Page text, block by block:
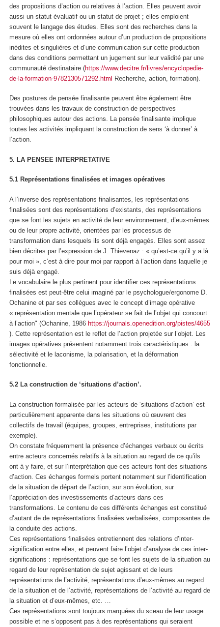
des propositions d’action ou relatives à l’action . Elles peuvent avoir
aussi un statut évaluatif ou un statut de projet ; elles emploient
souvent le langage des études . Elles sont des recherches dans la
mesure où elles ont ordonnées autour d’un production de propositions
inédites et singulières et d’une communication sur cette production
dans des conditions permettant un jugement sur leur validité par une
communauté destinataire (https://www.decitre.fr/livres/encyclopedie-
de-la-formation-9782130571292.html Recherche, action, formation).
Des postures de pensée finalisante peuvent être également être
trouvées dans les travaux de construction de perspectives
philosophiques autour des actions. La pensée finalisante implique
toutes les activités impliquant la construction de sens ‘à donner’ à
l’action.
5. LA PENSEE INTERPRETATIVE
5.1 Représentations finalisées et images opératives
A l’inverse des représentations finalisantes, les représentations
finalisées sont des représentations d’existants, des représentations
que se font les sujets en activité de leur environnement, d’eux-mêmes
ou de leur propre activité, orientées par les processus de
transformation dans lesquels ils sont déjà engagés.
Elles sont assez
bien décrites par l’expression de J. Thievenaz : « qu’est-ce qu’il y a là
pour moi », c’est à dire pour moi par rapport à l‘action dans laquelle je
suis déjà engagé.
Le vocabulaire le plus pertinent pour identifier ces représentations
finalisées est peut-être celui imaginé par le psychologue/ergonome D.
Ochanine et par ses collègues avec le concept d’image opérative
« représentation mentale que l’opérateur se fait de l’objet qui concourt
à l’action" (Ochanine, 1986 https://journals.openedition.org/pistes/4655
). Cette représentation est le reflet de l’action projetée sur l’objet Les
images opératives présentent notamment trois caractéristiques : la
sélectivité et le laconisme, la polarisation, et la déformation
fonctionnelle.
5.2 La construction de ‘situations d’action’.
La construction formalisée par les acteurs de ‘situations d’action’ est
particulièrement apparente dans les situations où œuvrent des
collectifs de travail (équipes, groupes, entreprises, institutions par
exemple).
On constate fréquemment la présence d’échanges verbaux ou écrits
entre acteurs concernés relatifs à la situation au regard de ce qu’ils
ont à y faire , et sur l’interprétation que ces acteurs font des situations
d’action. Ces échanges formels portent notamment sur l’identification
de la situation de départ de l’action, sur son évolution, sur
l’appréciation des investissements d’acteurs dans ces
transformations. Le contenu de ces différents échanges est constitué
d’autant de de représentations finalisées verbalisées, composantes de
la conduite des actions.
Ces représentations finalisées entretiennent des relations d’inter-
signification entre elles, et peuvent faire l’objet d’analyse de ces inter-
significations : représentations que se font les sujets de la situation au
regard de leur représentation de sujet agissant et de leurs
représentations de l’activité, représentations d’eux-mêmes au regard
de la situation et de l’activité, représentations de l’activité au regard de
la situation et d’eux-mêmes, etc. …
Ces représentations sont toujours marquées du sceau de leur usage
possible et ne s’opposent pas à des représentations qui seraient